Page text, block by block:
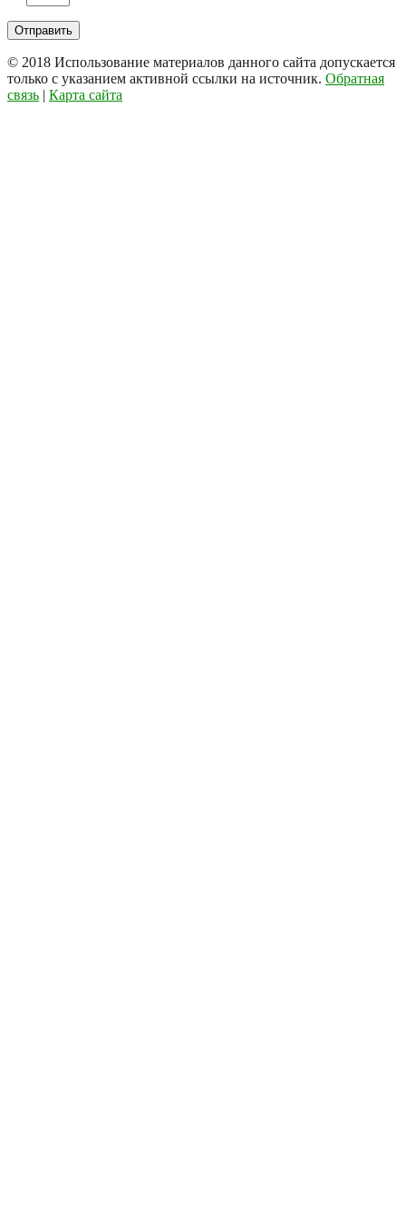
© 2018 Использование материалов данного сайта допускается
только с указанием активной ссылки на источник. Обратная
связь | Карта сайта